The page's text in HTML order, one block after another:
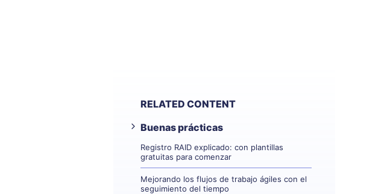
RELATED CONTENT
Buenas prácticas
Registro RAID explicado: con plantillas
gratuitas para comenzar
Mejorando los flujos de trabajo ágiles con el
seguimiento del tiempo